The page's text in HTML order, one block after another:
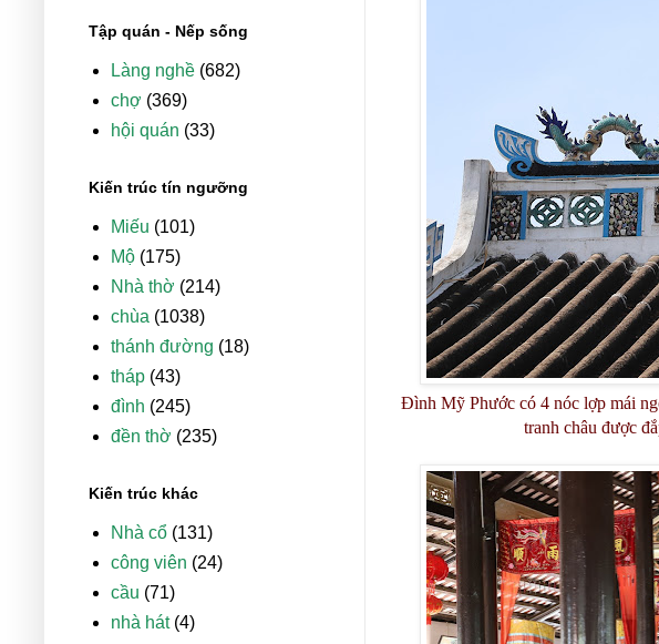
Đình Mỹ Phước có 4 nóc lợp mái
tranh châu được
Tập quán - Nếp sống
Làng nghề (682)
chợ (369)
hội quán (33)
Kiến trúc tín ngưỡng
Miếu (101)
Mộ (175)
Nhà thờ (214)
chùa (1038)
thánh đường (18)
tháp (43)
đình (245)
đền thờ (235)
Kiến trúc khác
Nhà cổ (131)
công viên (24)
cầu (71)
nhà hát (4)